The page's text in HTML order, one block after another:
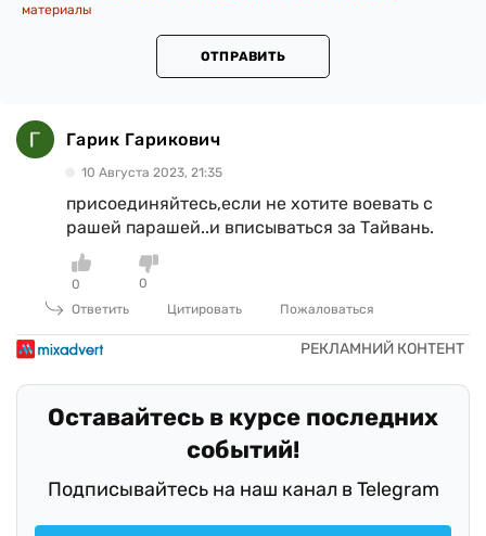
материалы
ОТПРАВИТЬ
Гарик Гарикович
10 Августа 2023, 21:35
присоединяйтесь,если не хотите воевать с
рашей парашей..и вписываться за Тайвань.
0
0
Ответить
Цитировать Пожаловаться
Оставайтесь в курсе последних
событий!
Подписывайтесь на наш канал в Telegram